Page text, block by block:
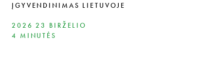
ĮGYVENDINIMAS LIETUVOJE
2026 23 BIRŽELIO
4 MINUTĖS